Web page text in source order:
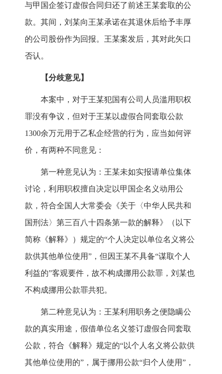
与甲国企签订虚假合同归还了前述王某套取的公
款。其间，刘某向王某承诺在其退休后给予丰厚
的公司股份作为回报。王某案发后，其对此矢口
否认。
【分歧意见】
本案中，对于王某犯国有公司人员滥用职权
罪没有争议，但对于王某以虚假合同套取公款
1300余万元用于乙私企经营的行为，应当如何评
价，有两种不同意见：
第一种意见认为：王某未如实报请单位集体
讨论，利用职权擅自决定以甲国企名义动用公
款，符合全国人大常委会《关于〈中华人民共和
国刑法〉第三百八十四条第一款的解释》（以下
简称《解释》）规定的“个人决定以单位名义将公
款供其他单位使用”，但因王某不具备“谋取个人
利益的”客观要件，故不构成挪用公款罪，刘某也
不构成挪用公款罪共犯。
第二种意见认为：王某利用职务之便隐瞒公
款的真实用途，假借单位名义签订虚假合同套取
公款，符合《解释》规定的“以个人名义将公款供
其他单位使用的”，属于挪用公款“归个人使用”，